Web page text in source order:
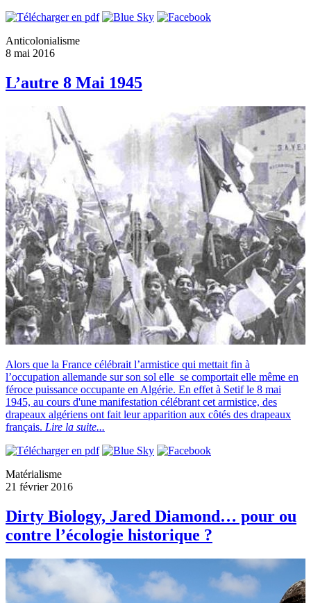
Anticolonialisme
8 mai 2016
L’autre 8 Mai 1945
Alors que la France célébrait l’armistice qui mettait fin à
l’occupation allemande sur son sol elle se comportait elle même en
féroce puissance occupante en Algérie. En effet à Setif le 8 mai
1945, au cours d'une manifestation célébrant cet armistice, des
drapeaux algériens ont fait leur apparition aux côtés des drapeaux
français. Lire la suite...
Matérialisme
21 février 2016
Dirty Biology, Jared Diamond… pour ou
contre l’écologie historique ?